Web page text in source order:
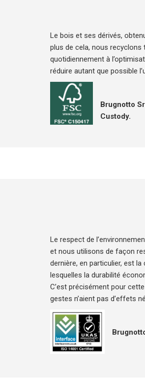
Le bois et ses dérivés,
plus de cela, nous recyclons
quotidiennement à
réduire autant que possible
Brugnotto
Custody.
Le respect de
et nous utilisons de façon
dernière, en particulier, est
lesquelles la durabilité
C’est précisément pour
gestes n’aient pas d’effets